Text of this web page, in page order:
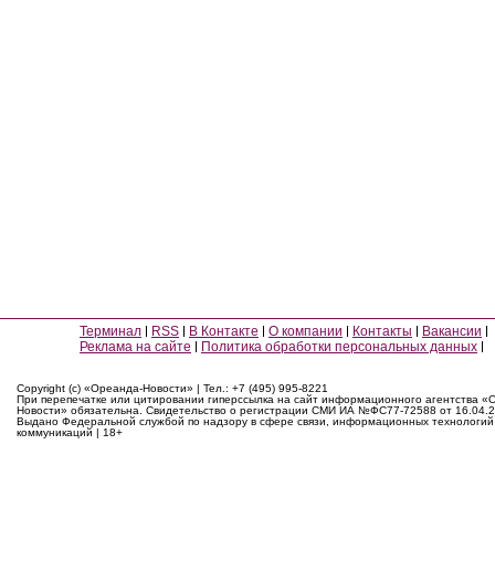
Терминал RSS В Контакте О компании Контакты
Вакансии
Реклама на сайте
Политика обработки персональных данных
Copyright (c) «Ореанда-Новости» | Тел.: +7 (495) 995-8221
При перепечатке или цитировании гиперссылка на сайт информационного агентства
Новости» обязательна. Свидетельство о регистрации СМИ ИА №ФС77-72588 от
Выдано Федеральной службой по надзору в сфере связи, информационных
коммуникаций | 18+